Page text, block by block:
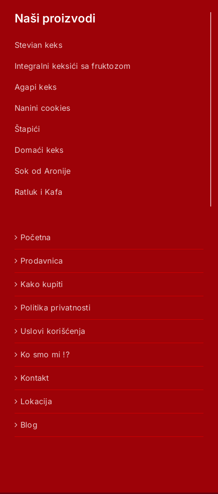
Naši proizvodi
Stevian keks
Integralni keksići sa fruktozom
Agapi keks
Nanini cookies
Štapići
Domaći keks
Sok od Aronije
Ratluk i Kafa
Početna
Prodavnica
Kako kupiti
Politika privatnosti
Uslovi korišćenja
Ko smo mi !?
Kontakt
Lokacija
Blog